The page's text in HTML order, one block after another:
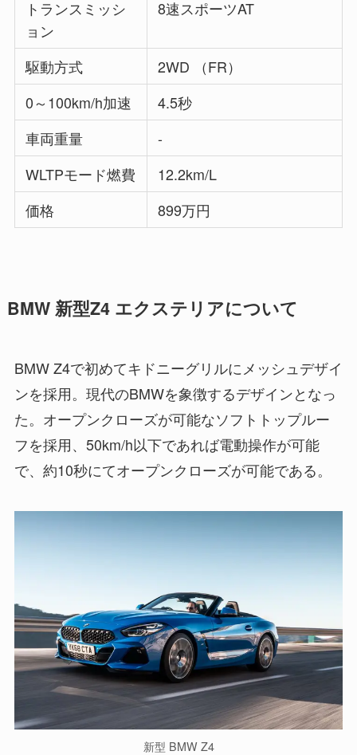
トランスミッシ
ョン
8速スポーツAT
駆動方式
2WD （FR）
0～100km/h加速
4.5秒
車両重量
-
WLTPモード燃費
12.2km/L
価格
899万円
BMW 新型Z4 エクステリアについて
BMW Z4で初めてキドニーグリルにメッシュデザイ
ンを採用。現代のBMWを象徴するデザインとなっ
た。オープンクローズが可能なソフトトップルー
フを採用、50km/h以下であれば電動操作が可能
で、約10秒にてオープンクローズが可能である。
新型 BMW Z4